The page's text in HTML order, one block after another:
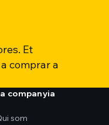
Et
comprar a
companyia
som